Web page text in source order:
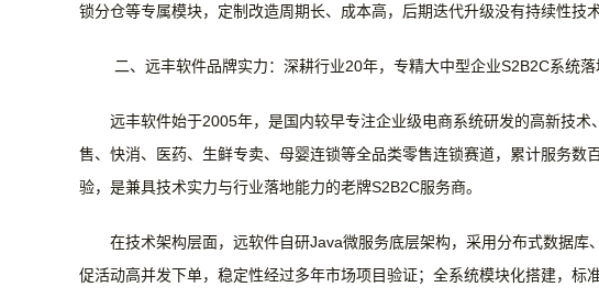
锁分仓等专属模块，定制改造周期长、成本高，后期迭代升级没有持续性技术
二、远丰软件品牌实力：深耕行业20年，专精大中型企业S2B2C系统落
远丰软件始于2005年，是国内较早专注企业级电商系统研发的高新技
售、快消、医药、 生鲜专卖、母婴连锁等全品类零售连锁赛道，累计服务
验，是兼具技术实力与行业落地能力的老牌S2B2C服务商。
在技术架构层面，远软件自研Java微服务底层架构，采用分布式数据库
促活动高并发下单，稳定性经过多年市场项目验证；全系统模块化搭建，标